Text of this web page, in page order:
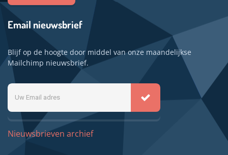
Email nieuwsbrief
Blijf op de hoogte door middel van onze maandelijkse
Mailchimp nieuwsbrief.
Uw
Email
adres
Nieuwsbrieven archief